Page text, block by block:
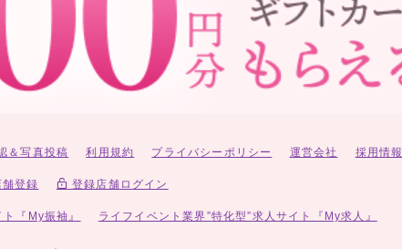
＆写真投稿 利用規約 プライバシーポリシー 運営会社 採用情報
登録 登録店舗ログイン
『My振袖』 ライフイベント業界”特化型”求人サイト『My求人』